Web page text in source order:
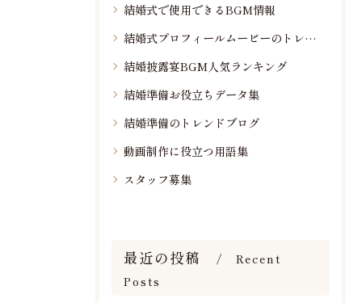
結婚式で使用できるBGM情報
結婚式プロフィールムービーのトレンド情報
結婚披露宴BGM人気ランキング
結婚準備お役立ちデータ集
結婚準備のトレンドブログ
動画制作に役立つ用語集
スタッフ募集
最近の投稿
Recent
Posts